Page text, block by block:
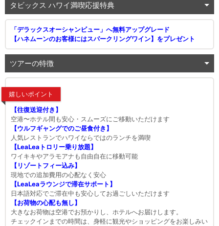
タビックス ハワイ満喫応援特典
「デラックスオーシャンビュー」へ無料アップグレード
【ハネムーンのお客様にはスパークリングワイン】をプレゼント
ツアーの特徴
嬉しいポイント
【往復送迎付き】
空港〜ホテル間も安心・スムーズにご移動いただけます
【ウルフギャングでのご昼食付き】
人気レストランでハワイならではのランチを満喫
【LeaLeaトロリー乗り放題】
ワイキキやアラモアナも自由自在に移動可能
【リゾートフィー込み】
現地での追加費用の心配なく安心
【LeaLeaラウンジで滞在サポート】
日本語対応でご滞在中も安心してお過ごしいただけます
【お荷物の心配も無し】
大きなお荷物は空港でお預かりし、ホテルへお届けします。
チェックインまでの時間は、身軽に観光やショッピングをお楽しみい